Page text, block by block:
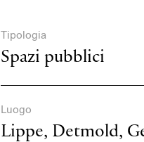
Tipologia
Spazi pubblici
Luogo
Lippe, Detmold,